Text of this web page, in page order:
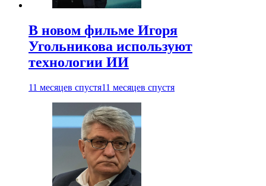
В новом фильме Игоря
Угольникова используют
технологии ИИ
11 месяцев спустя11 месяцев спустя